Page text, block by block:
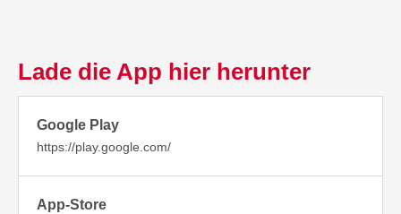
Lade die App hier herunter
Google Play
https://play.google.com/
App-Store